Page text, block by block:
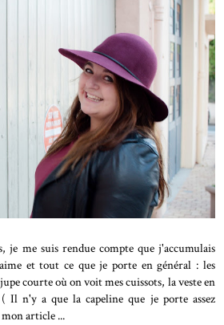
je me suis rendue compte que j'accumulais
et tout ce que je porte en général : les
courte où on voit mes cuissots, la veste en
Il n'y a que la capeline que je porte assez
article ...